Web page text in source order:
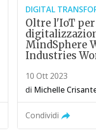
DIGITAL
Oltre l'IoT
MindSphere
Industries
10 Ott 2023
di Michelle
Condividi